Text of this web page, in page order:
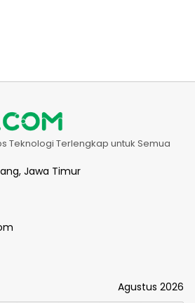
Teknologi Terlengkap untuk Semua
Jawa Timur
Agustus 2026